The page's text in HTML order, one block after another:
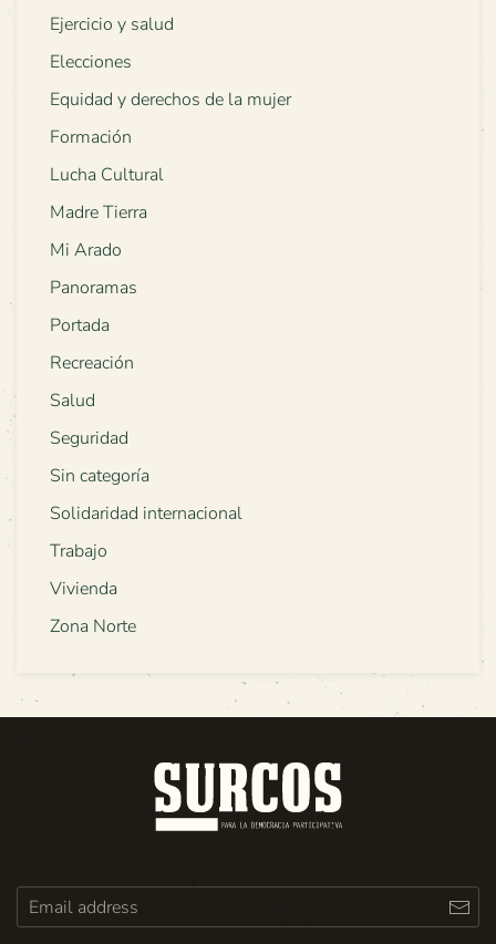
Ejercicio y salud
Elecciones
Equidad y derechos de la mujer
Formación
Lucha Cultural
Madre Tierra
Mi Arado
Panoramas
Portada
Recreación
Salud
Seguridad
Sin categoría
Solidaridad internacional
Trabajo
Vivienda
Zona Norte